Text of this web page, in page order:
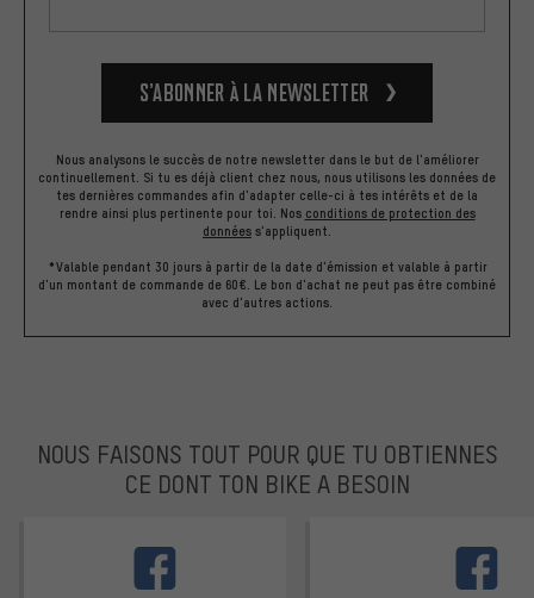
S’abonner à la newsletter
Nous analysons le succès de notre newsletter dans le but de l'améliorer
continuellement. Si tu es déjà client chez nous, nous utilisons les données de
tes dernières commandes afin d'adapter celle-ci à tes intérêts et de la
rendre ainsi plus pertinente pour toi. Nos conditions de protection des
données s'appliquent.
*Valable pendant 30 jours à partir de la date d'émission et valable à partir
d'un montant de commande de 60€. Le bon d'achat ne peut pas être combiné
avec d'autres actions.
NOUS FAISONS TOUT POUR QUE TU OBTIENNES
CE DONT TON BIKE A BESOIN